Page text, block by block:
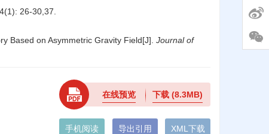
26-30,37.
Based on Asymmetric Gravity Field[J]. Journal of
在线预览 下载(8.3MB)
手机阅读 导出引用 XML下载